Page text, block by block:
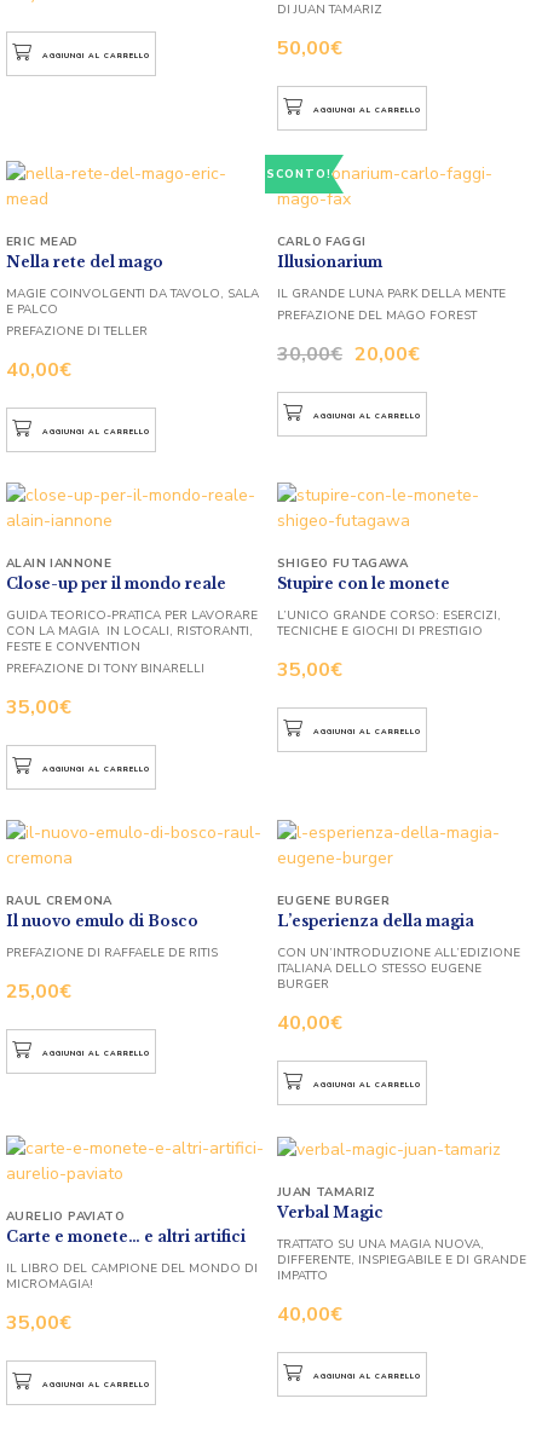
AGGIUNGI AL CARRELLO 50,00€
DI JUAN TAMARIZ
AGGIUNGI AL CARRELLO
Nella rete del mago
40,00€
ERIC MEAD
MAGIE COINVOLGENTI DA TAVOLO, SALA
E PALCO
PREFAZIONE DI TELLER
AGGIUNGI AL CARRELLO
SCONTO!
Illusionarium
30,00€ 20,00€
CARLO FAGGI
IL GRANDE LUNA PARK DELLA MENTE
PREFAZIONE DEL MAGO FOREST
AGGIUNGI AL CARRELLO
Close-up per il mondo reale
35,00€
ALAIN IANNONE
GUIDA TEORICO-PRATICA PER LAVORARE
CON LA MAGIA IN LOCALI, RISTORANTI,
FESTE E CONVENTION
PREFAZIONE DI TONY BINARELLI
AGGIUNGI AL CARRELLO
Stupire con le monete
35,00€
SHIGEO FUTAGAWA
L’UNICO GRANDE CORSO: ESERCIZI,
TECNICHE E GIOCHI DI PRESTIGIO
AGGIUNGI AL CARRELLO
Il nuovo emulo di Bosco
25,00€
RAUL CREMONA
PREFAZIONE DI RAFFAELE DE RITIS
AGGIUNGI AL CARRELLO
L’esperienza della magia
40,00€
EUGENE BURGER
CON UN’INTRODUZIONE ALL’EDIZIONE
ITALIANA DELLO STESSO EUGENE
BURGER
AGGIUNGI AL CARRELLO
Carte e monete… e altri artifici
35,00€
AURELIO PAVIATO
IL LIBRO DEL CAMPIONE DEL MONDO DI
MICROMAGIA!
AGGIUNGI AL CARRELLO
Verbal Magic
40,00€
JUAN TAMARIZ
TRATTATO SU UNA MAGIA NUOVA,
DIFFERENTE, INSPIEGABILE E DI GRANDE
IMPATTO
AGGIUNGI AL CARRELLO